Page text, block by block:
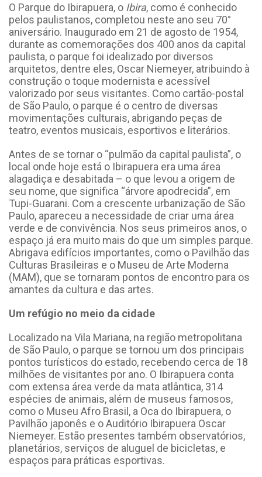
O Parque do Ibirapuera, o Ibira, como é conhecido
pelos paulistanos, completou neste ano seu 70°
aniversário. Inaugurado em 21 de agosto de 1954,
durante as comemorações dos 400 anos da capital
paulista, o parque foi idealizado por diversos
arquitetos, dentre eles, Oscar Niemeyer, atribuindo à
construção o toque modernista e acessível
valorizado por seus visitantes. Como cartão-postal
de São Paulo, o parque é o centro de diversas
movimentações culturais, abrigando peças de
teatro, eventos musicais, esportivos e literários.
Antes de se tornar o “pulmão da capital paulista”, o
local onde hoje está o Ibirapuera era uma área
alagadiça e desabitada – o que levou a origem de
seu nome, que significa “árvore apodrecida”, em
Tupi-Guarani. Com a crescente urbanização de São
Paulo, apareceu a necessidade de criar uma área
verde e de convivência. Nos seus primeiros anos, o
espaço já era muito mais do que um simples parque.
Abrigava edifícios importantes, como o Pavilhão das
Culturas Brasileiras e o Museu de Arte Moderna
(MAM), que se tornaram pontos de encontro para os
amantes da cultura e das artes.
Um refúgio no meio da cidade
Localizado na Vila Mariana, na região metropolitana
de São Paulo, o parque se tornou um dos principais
pontos turísticos do estado, recebendo cerca de 18
milhões de visitantes por ano. O Ibirapuera conta
com extensa área verde da mata atlântica, 314
espécies de animais, além de museus famosos,
como o Museu Afro Brasil, a Oca do Ibirapuera, o
Pavilhão japonês e o Auditório Ibirapuera Oscar
Niemeyer. Estão presentes também observatórios,
planetários, serviços de aluguel de bicicletas, e
espaços para práticas esportivas.